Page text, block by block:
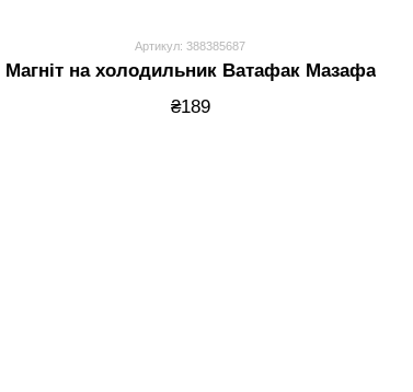
Артикул: 388385687
Магніт на холодильник Ватафак Мазафака
₴189